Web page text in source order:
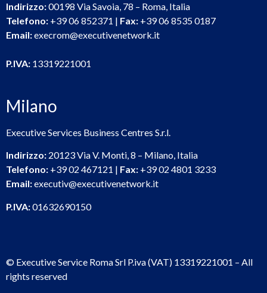
Indirizzo:00198 Via Savoia, 78 – Roma, Italia
Telefono: +39 06 852371 | Fax: +39 06 8535 0187
Email:execrom@executivenetwork.it
P.IVA: 13319221001
Milano
Executive Services Business Centres S.r.l.
Indirizzo: 20123 Via V. Monti, 8 – Milano, Italia
Telefono: +39 02 467121 | Fax: +39 02 4801 3233
Email:executiv@executivenetwork.it
P.IVA:01632690150
© Executive Service Roma Srl P.iva (VAT) 13319221001 – All
rights reserved